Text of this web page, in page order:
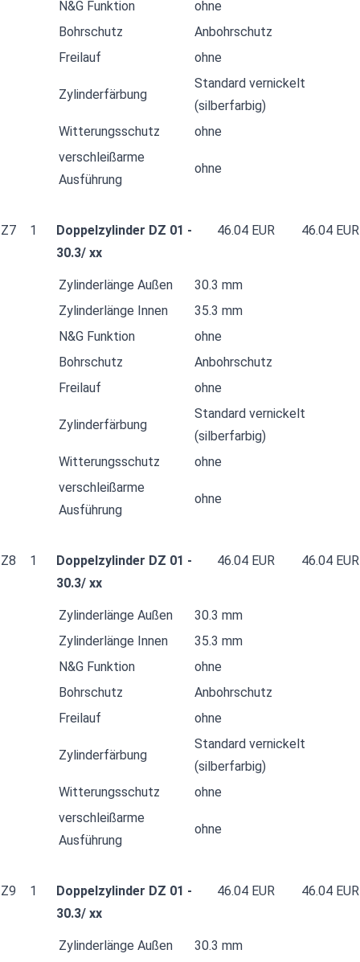
N&G Funktion
ohne
Bohrschutz
Anbohrschutz
Freilauf
ohne
Zylinderfärbung
Standard vernickelt
(silberfarbig)
Witterungsschutz
ohne
verschleißarme
Ausführung
ohne
Z7 1
Doppelzylinder DZ 01 -
30.3/ xx
46.04 EUR 46.04 EUR
Zylinderlänge Außen
30.3 mm
Zylinderlänge Innen
35.3 mm
N&G Funktion
ohne
Bohrschutz
Anbohrschutz
Freilauf
ohne
Zylinderfärbung
Standard vernickelt
(silberfarbig)
Witterungsschutz
ohne
verschleißarme
Ausführung
ohne
Z8 1
Doppelzylinder DZ 01 -
30.3/ xx
46.04 EUR 46.04 EUR
Zylinderlänge Außen
30.3 mm
Zylinderlänge Innen
35.3 mm
N&G Funktion
ohne
Bohrschutz
Anbohrschutz
Freilauf
ohne
Zylinderfärbung
Standard vernickelt
(silberfarbig)
Witterungsschutz
ohne
verschleißarme
Ausführung
ohne
Z9 1
Doppelzylinder DZ 01 -
30.3/ xx
46.04 EUR 46.04 EUR
Zylinderlänge Außen
30.3 mm